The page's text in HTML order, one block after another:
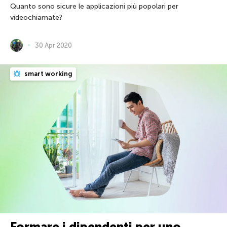
Quanto sono sicure le applicazioni più popolari per
videochiamate?
30 Apr 2020
smart working